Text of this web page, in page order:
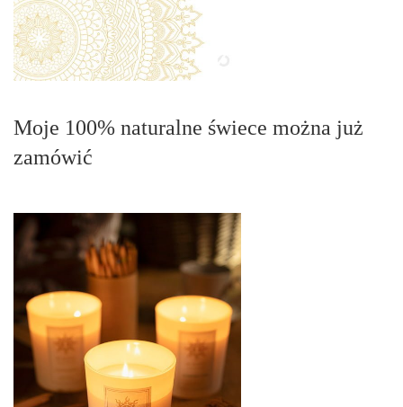
Moje 100% naturalne świece można już
zamówić